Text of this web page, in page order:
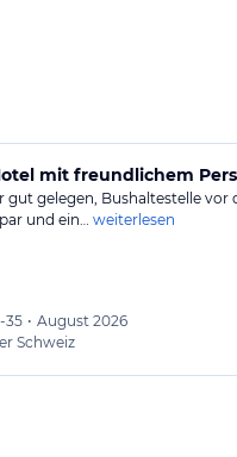
mit freundlichem
gut gelegen, Bushaltestelle vor
und ein… weiterlesen
35 • August 2026
Schweiz